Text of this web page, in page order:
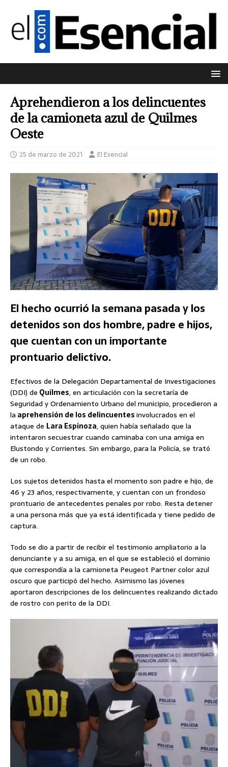
Aprehendieron a los delincuentes
de la camioneta azul de Quilmes
Oeste
25 de marzo de 2021 El Esencial
El hecho ocurrió la semana pasada y los
detenidos son dos hombre, padre e hijos,
que cuentan con un importante
prontuario delictivo.
Efectivos de la Delegación Departamental de Investigaciones
(DDI) de Quilmes, en articulación con la secretaría de
Seguridad y Ordenamiento Urbano del municipio, procedieron a
la aprehensión de los delincuentesinvolucrados en el
ataque de Lara Espinoza, quien había señalado que la
intentaron secuestrar cuando caminaba con una amiga en
Elustondo y Corrientes. Sin embargo, para la Policía, se trató
de un robo.
Los sujetos detenidos hasta el momento son padre e hijo, de
46 y 23 años, respectivamente, y cuentan con un frondoso
prontuario de antecedentes penales por robo. Resta detener
a una persona más que ya está identificada y tiene pedido de
captura.
Todo se dio a partir de recibir el testimonio ampliatorio a la
denunciante y a su amiga, en el que se estableció el dominio
que correspondía a la camioneta Peugeot Partner color azul
oscuro que participó del hecho. Asimismo las jóvenes
aportaron descripciones de los delincuentes realizando dictado
de rostro con perito de la DDI.